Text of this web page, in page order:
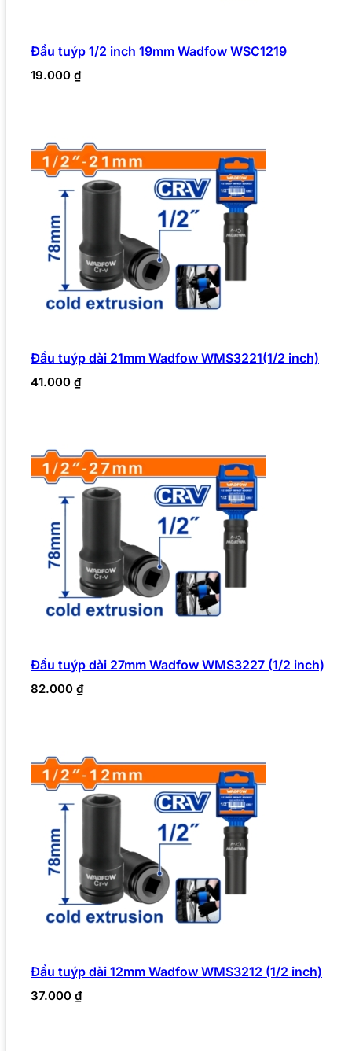
Đầu tuýp 1/2 inch 19mm Wadfow WSC1219
19.000 ₫
Đầu tuýp dài 21mm Wadfow WMS3221(1/2 inch)
41.000 ₫
Đầu tuýp dài 27mm Wadfow WMS3227 (1/2 inch)
82.000 ₫
Đầu tuýp dài 12mm Wadfow WMS3212 (1/2 inch)
37.000 ₫